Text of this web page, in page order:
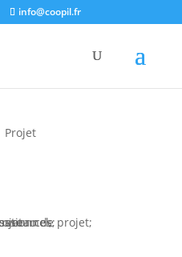
info@coopil.fr
Projet